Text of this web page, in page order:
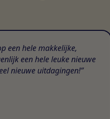
een hele makkelijke,
een hele leuke nieuwe
nieuwe uitdagingen!